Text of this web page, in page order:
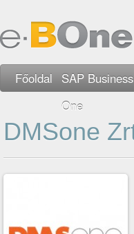
Főoldal
SAP Business
One
DMSone